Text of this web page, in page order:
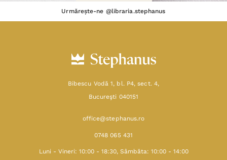
Urmărește-ne @libraria.stephanus
Bibescu Vodă 1, bl. P4, sect. 4,
Bucureşti 040151
office@stephanus.ro
0748 065 431
Luni - Vineri: 10:00 - 18:30, Sâmbăta: 10:00 - 14:00